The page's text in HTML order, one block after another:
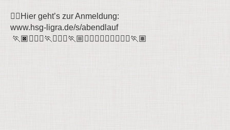
👉🏻Hier geht’s zur Anmeldung:
www.hsg-ligra.de/s/abendlauf
🏃🏿🏃🏻‍♂️🏃🏃🏼‍♀️🏃🏼🏃🏻‍♀️🏃🏾‍♂️🏃🏽‍♀️🏃🏽